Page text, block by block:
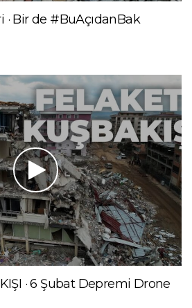
Bir de #BuAçıdanBak
· 6 Şubat Depremi Drone